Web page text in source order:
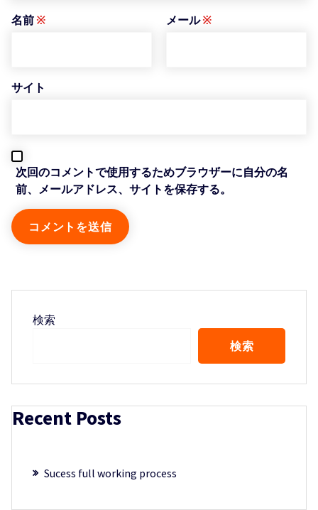
名前 ※ メール※
サイト
次回のコメントで使用するためブラウザーに自分の名
前、メールアドレス、サイトを保存する。
検索
検索
Recent Posts
Sucess full working process